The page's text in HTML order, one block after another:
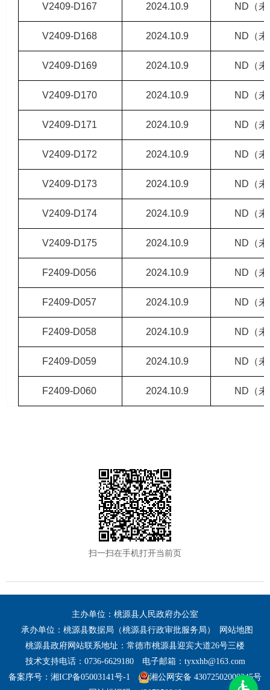
V2409-D167 2024.10.9 ND（
V2409-D168 2024.10.9 ND（
V2409-D169 2024.10.9 ND（
V2409-D170 2024.10.9 ND（
V2409-D171 2024.10.9 ND（
V2409-D172 2024.10.9 ND（
V2409-D173 2024.10.9 ND（
V2409-D174 2024.10.9 ND（
V2409-D175 2024.10.9 ND（
F2409-D056 2024.10.9 ND（
F2409-D057 2024.10.9 ND（
F2409-D058 2024.10.9 ND（
F2409-D059 2024.10.9 ND（
F2409-D060 2024.10.9 ND（
扫一扫在手机打开当前页
主办单位：桃源县人民政府办公室
承办单位：桃源县数据局（桃源县行政审批服务局）
网站地图
桃源县政府网站联系地址：常德市桃源县迎宾大道26号三楼
技术支持电话：0736-6629180
电子邮箱：tyxxhb@163.com
备案序号：湘ICP备05003141号-1
湘公网安备 43072502000245号